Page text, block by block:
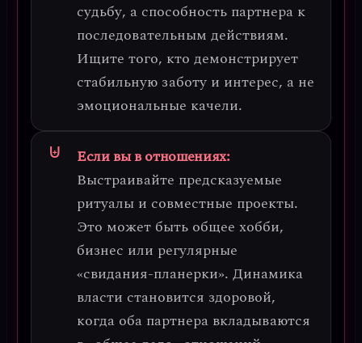
судьбу, а способность партнера к
последовательным действиям.
Ищите того, кто демонстрирует
стабильную заботу и интерес, а не
эмоциональные качели.
Если вы в отношениях:
Выстраивайте предсказуемые
ритуалы и совместные проекты.
Это может быть общее хобби,
бизнес или регулярные
«свидания-планерки». Динамика
власти становится здоровой,
когда оба партнера вкладываются